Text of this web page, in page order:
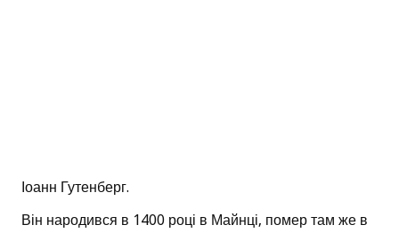
Іоанн Гутенберг.
Він народився в 1400 році в Майнці, помер там же в